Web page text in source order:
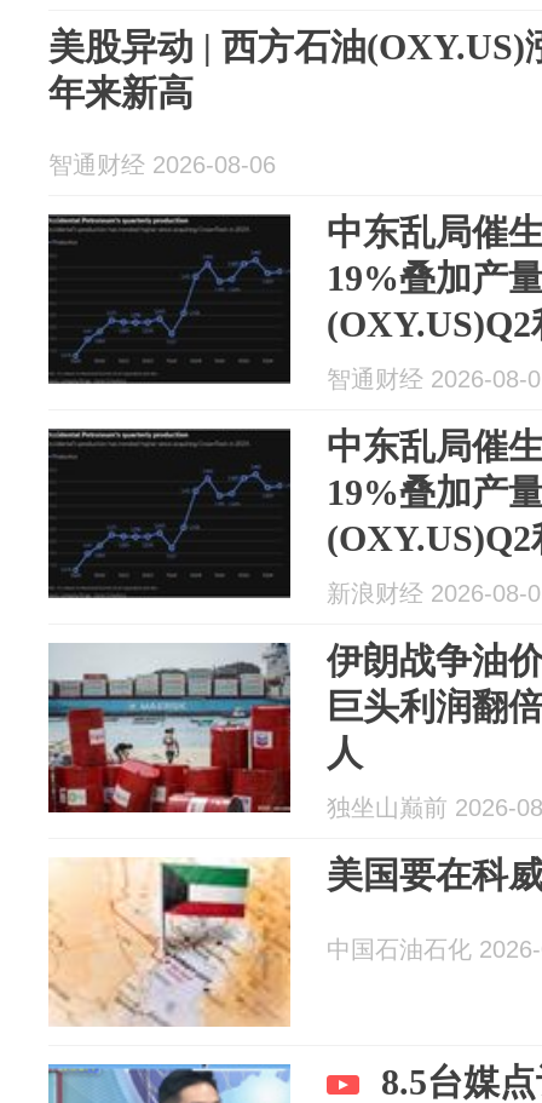
美股异动 | 西方石油(OXY.US)
年来新高
智通财经 2026-08-06
中东乱局催
19%叠加产
智通财经 2026-08-
中东乱局催
19%叠加产
新浪财经 2026-08-
伊朗战争油
巨头利润翻
人
独坐山巅前 2026-
美国要在科
中国石油石化
8.5台媒